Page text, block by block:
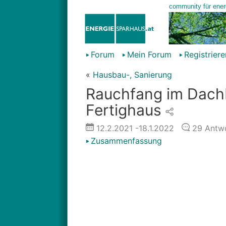
Forum Mein Forum
« Hausbau-, Sanierung
Rauchfang im
Fertighaus
12.2.2021 -18.1.2022 29
Zusammenfassung